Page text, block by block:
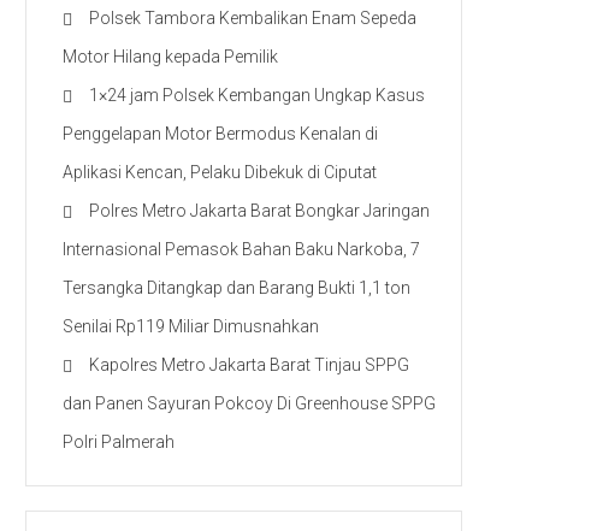
Polsek Tambora Kembalikan Enam Sepeda
Motor Hilang kepada Pemilik
1×24 jam Polsek Kembangan Ungkap Kasus
Penggelapan Motor Bermodus Kenalan di
Aplikasi Kencan, Pelaku Dibekuk di Ciputat
Polres Metro Jakarta Barat Bongkar Jaringan
Internasional Pemasok Bahan Baku Narkoba, 7
Tersangka Ditangkap dan Barang Bukti 1,1 ton
Senilai Rp119 Miliar Dimusnahkan
Kapolres Metro Jakarta Barat Tinjau SPPG
dan Panen Sayuran Pokcoy Di Greenhouse SPPG
Polri Palmerah